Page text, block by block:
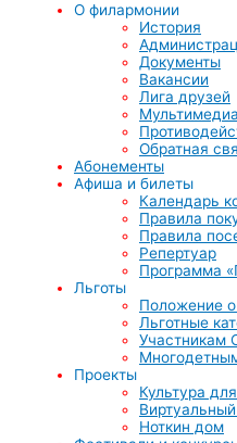
О филармонии
История
Документы
Вакансии
Лига друзей
Мультимедиа
Обратная
Абонементы
Афиша и билеты
Календарь
Правила
Правила
Репертуар
Программа
Льготы
Положение о
Льготные
Участникам
Проекты
Культура
Ноткин дом